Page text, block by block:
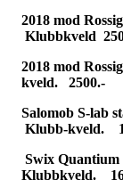
2018 mod
Klubbkveld
2018 mod
kveld. 2500.-
Klubb-kveld.
Swix
Klubbkveld.